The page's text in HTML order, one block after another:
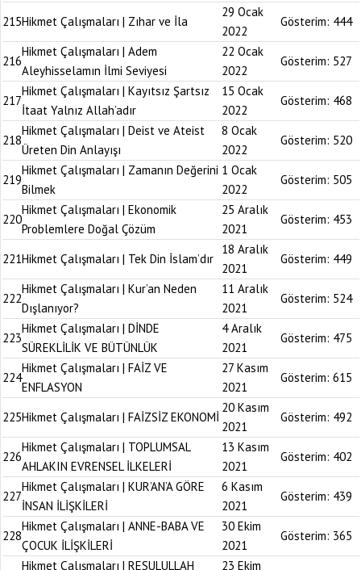
215Hikmet Çalışmaları | Zıhar ve İla
29 Ocak
2022
Gösterim: 444
216
Hikmet Çalışmaları | Adem
Aleyhisselamın İlmi Seviyesi
22 Ocak
2022
Gösterim: 527
217
Hikmet Çalışmaları | Kayıtsız Şartsız
İtaat Yalnız Allah’adır
15 Ocak
2022
Gösterim: 468
218
Hikmet Çalışmaları | Deist ve Ateist
Üreten Din Anlayışı
8 Ocak
2022
Gösterim: 520
219
Hikmet Çalışmaları | Zamanın Değerini
Bilmek
1 Ocak
2022
Gösterim: 505
220
Hikmet Çalışmaları | Ekonomik
Problemlere Doğal Çözüm
25 Aralık
2021
Gösterim: 453
221Hikmet Çalışmaları | Tek Din İslam’dır
18 Aralık
2021
Gösterim: 449
222
Hikmet Çalışmaları | Kur’an Neden
Dışlanıyor?
11 Aralık
2021
Gösterim: 524
223
Hikmet Çalışmaları | DİNDE
SÜREKLİLİK VE BÜTÜNLÜK
4 Aralık
2021
Gösterim: 475
224
Hikmet Çalışmaları | FAİZ VE
ENFLASYON
27 Kasım
2021
Gösterim: 615
225Hikmet Çalışmaları | FAİZSİZ EKONOMİ
20 Kasım
2021
Gösterim: 492
226
Hikmet Çalışmaları | TOPLUMSAL
AHLAKIN EVRENSEL İLKELERİ
13 Kasım
2021
Gösterim: 402
227
Hikmet Çalışmaları | KUR’AN’A GÖRE
İNSAN İLİŞKİLERİ
6 Kasım
2021
Gösterim: 439
228
Hikmet Çalışmaları | ANNE-BABA VE
ÇOCUK İLİŞKİLERİ
30 Ekim
2021
Gösterim: 365
Hikmet Çalışmaları | RESULULLAH
23 Ekim